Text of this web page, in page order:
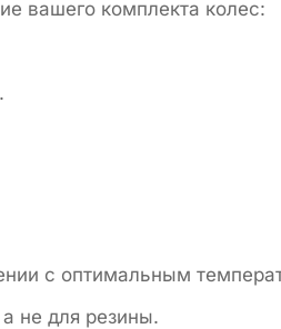
вашего комплекта колес:
с оптимальным
не для резины.